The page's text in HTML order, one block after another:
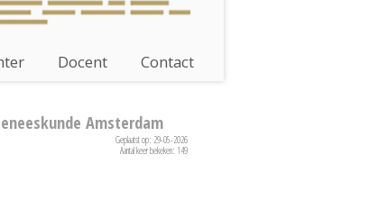
Docent Contact
Amsterdam
Geplaatst op: 29-05-2026
Aantal keer bekeken: 149